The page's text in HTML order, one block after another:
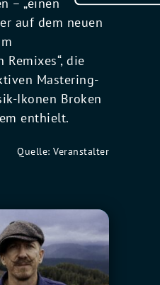
auf dem neuen
die
Mastering-
Ikonen Broken
enthielt.
Quelle: Veranstalter